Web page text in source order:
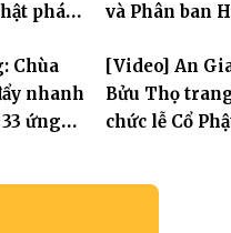
pháp
và Phân ban
kết công tác
kỳ IX (2022 –
Chùa
nhanh
ứng
[Video] An
Bửu Thọ
chức lễ Cổ